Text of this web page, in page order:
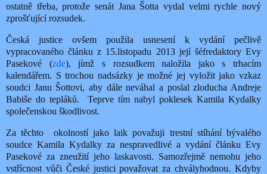
ostatně třeba, protože senát Jana Šotta vydal velmi rychle nový
zprošťující rozsudek.
Česká justice ovšem použila usnesení k vydání pečlivě
vypracovaného článku z 15.listopadu 2013 její šéfredaktory Evy
Pasekové (zde), jímž s rozsudkem naložila jako s trhacím
kalendářem. S trochou nadsázky je možné jej vyložit jako vzkaz
soudci Janu Šottovi, aby dále neváhal a poslal zloducha Andreje
Babiše do tepláků.
Teprve tím nabyl poklesek Kamila Kydalky
společenskou škodlivost.
Za těchto
okolností jako laik považuji trestní stíhání bývalého
soudce Kamila Kydalky za nespravedlivé a vydání článku Evy
Pasekové za zneužití jeho laskavosti. Samozřejmě nemohu jeho
vstřícnost vůči České justici považovat za chvályhodnou. Kdyby